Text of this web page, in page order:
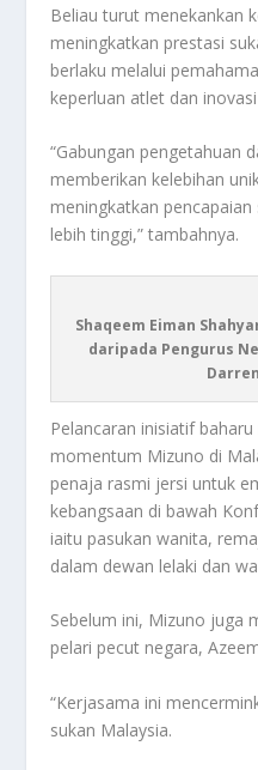
Beliau turut menekankan
meningkatkan prestasi
berlaku melalui
keperluan atlet dan
“Gabungan pengetahuan
memberikan kelebihan
meningkatkan
lebih tinggi,” tambahnya.
Shaqeem Eiman
daripada Pengurus
Pelancaran inisiatif
momentum Mizuno di
penaja rasmi jersi untuk
kebangsaan di bawah
iaitu pasukan wanita,
dalam dewan lelaki dan
Sebelum ini, Mizuno juga
pelari pecut negara,
“Kerjasama ini
sukan Malaysia.